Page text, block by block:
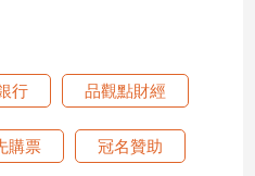
行 品觀點財經
購票 冠名贊助